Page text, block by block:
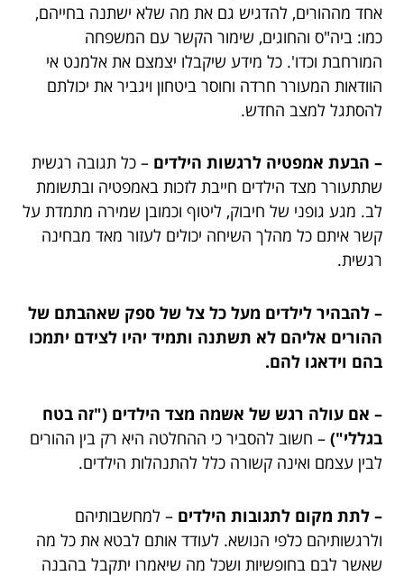
אחד מההורים, להדגיש גם את מה שלא ישתנה בחייהם,
כמו: ביה"ס והחוגים, שימור הקשר עם המשפחה
המורחבת וכדו'. כל מידע שיקבלו יצמצם את אלמנט אי
הוודאות המעורר חרדה וחוסר ביטחון ויגביר את יכולתם
להסתגל למצב החדש.
– הבעת אמפטיה לרגשות הילדים – כל תגובה רגשית
שתתעורר מצד הילדים חייבת לזכות באמפטיה ובתשומת
לב. מגע גופני של חיבוק, ליטוף וכמובן שמירה מתמדת על
קשר איתם כל מהלך השיחה יכולים לעזור מאד מבחינה
רגשית.
– להבהיר לילדים מעל כל צל של ספק שאהבתם של
ההורים אליהם לא תשתנה ותמיד יהיו לצידם יתמכו
בהם וידאגו להם.
– אם עולה רגש של אשמה מצד הילדים ("זה בטח
בגללי") – חשוב להסביר כי ההחלטה היא רק בין ההורים
לבין עצמם ואינה קשורה כלל להתנהלות הילדים.
– לתת מקום לתגובות הילדים – למחשבותיהם
ולרגשותיהם כלפי הנושא. לעודד אותם לבטא את כל מה
שאשר לבם בחופשיות ושכל מה שיאמרו יתקבל בהבנה